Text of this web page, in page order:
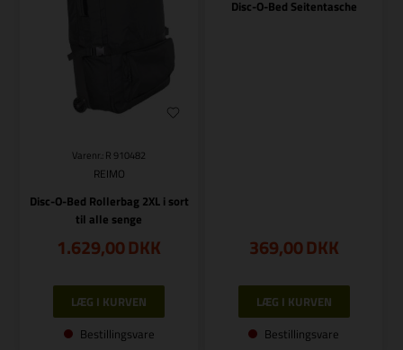
Varenr.: R 910482
REIMO
Disc-O-Bed Rollerbag 2XL i sort
til alle senge
1.629,00DKK
Bestillingsvare
Disc-O-Bed Seitentasche
369,00DKK
Bestillingsvare